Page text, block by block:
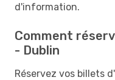
d'information.
Comment
- Dublin
Réservez vos billets